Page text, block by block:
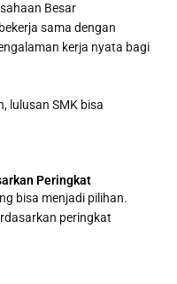
Besar
sama dengan
kerja nyata bagi
lulusan SMK bisa
Peringkat
bisa menjadi pilihan.
peringkat